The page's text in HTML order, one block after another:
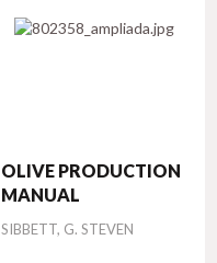
OLIVE PRODUCTION
MANUAL
Autor
SIBBETT, G. STEVEN